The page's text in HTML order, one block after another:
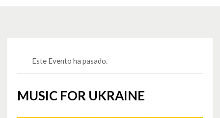
Este Evento ha pasado.
MUSIC FOR UKRAINE